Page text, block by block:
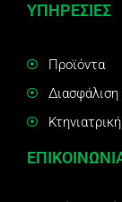
ΥΠΗΡΕΣΙΕΣ
Προϊόντα